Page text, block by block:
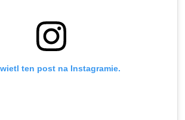
ten post na Instagramie.